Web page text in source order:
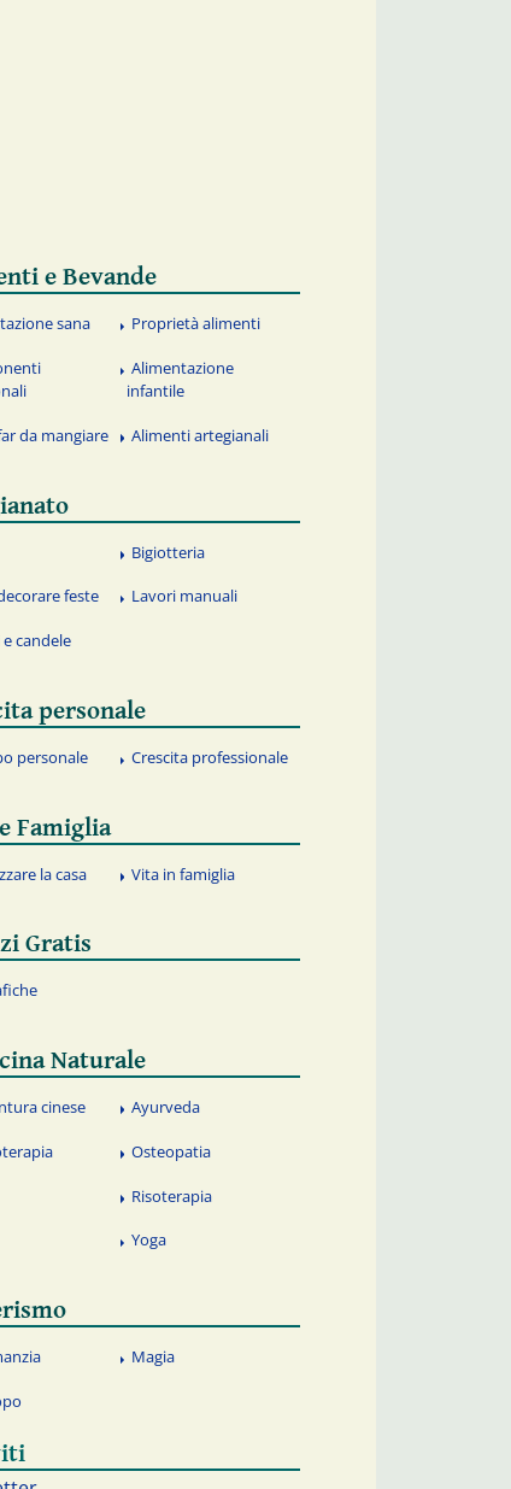
e Bevande
sana Proprietà alimenti
Alimentazione
infantile
da mangiare Alimenti artegianali
Bigiotteria
feste Lavori manuali
candele
personale
personale Crescita professionale
Famiglia
la casa Vita in famiglia
Gratis
Naturale
cinese Ayurveda
Osteopatia
Risoterapia
Yoga
Magia